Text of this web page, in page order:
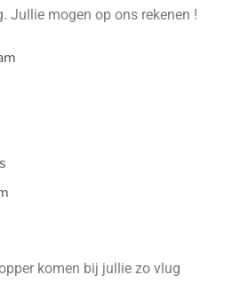
Jullie mogen op ons rekenen !
komen bij jullie zo vlug